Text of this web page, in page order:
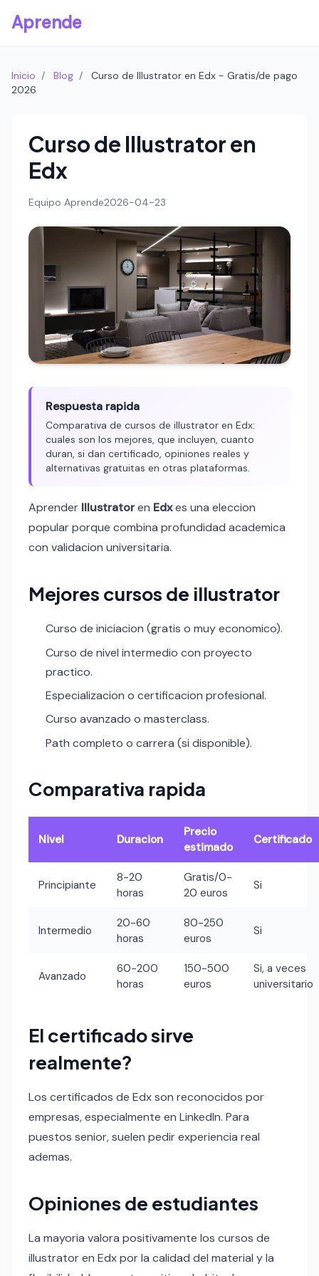
Aprende
Inicio / Blog /
Curso de Illustrator en Edx - Gratis/de pago
2026
Curso de Illustrator en
Edx
Equipo Aprende2026-04-23
Respuesta rapida
Comparativa de cursos de illustrator en Edx:
cuales son los mejores, que incluyen, cuanto
duran, si dan certificado, opiniones reales y
alternativas gratuitas en otras plataformas.
Aprender Illustratoren Edxes una eleccion
popular porque combina profundidad academica
con validacion universitaria.
Mejores cursos de illustrator
Curso de iniciacion (gratis o muy economico).
Curso de nivel intermedio con proyecto
practico.
Especializacion o certificacion profesional.
Curso avanzado o masterclass.
Path completo o carrera (si disponible).
Comparativa rapida
Nivel Duracion
Precio
estimado
Certificado
Principiante
8-20
horas
Gratis/0-
20 euros
Si
Intermedio
20-60
horas
80-250
euros
Si
Avanzado
60-200
horas
150-500
euros
Si, a veces
universitario
El certificado sirve
realmente?
Los certificados de Edx son reconocidos por
empresas, especialmente en LinkedIn. Para
puestos senior, suelen pedir experiencia real
ademas.
Opiniones de estudiantes
La mayoria valora positivamente los cursos de
illustrator en Edx por la calidad del material y la